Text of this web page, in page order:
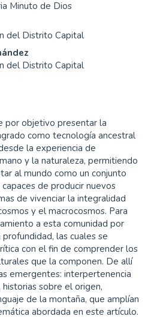
Minuto de Dios
del Distrito Capital
del Distrito Capital
por objetivo presentar la
como tecnología ancestral
la experiencia de
y la naturaleza, permitiendo
al mundo como un conjunto
de producir nuevos
de vivenciar la integralidad
y el macrocosmos. Para
a esta comunidad por
las cuales se
con el fin de comprender los
que la componen. De allí
emergentes: interpertenencia
sobre el origen,
de la montaña, que amplían
abordada en este artículo.